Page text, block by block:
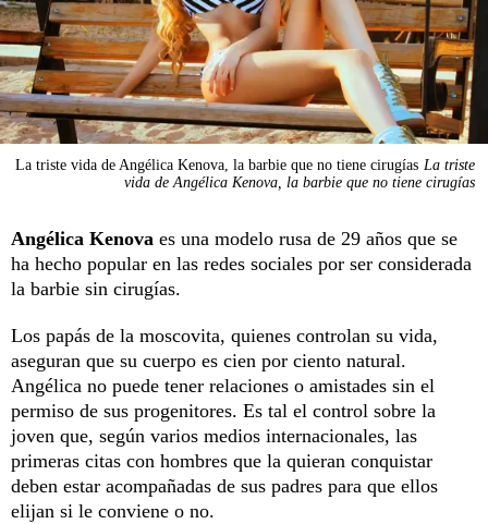
La triste vida de Angélica Kenova, la barbie que no tiene cirugías La triste
vida de Angélica Kenova, la barbie que no tiene cirugías
Angélica Kenova es una modelo rusa de 29 años que se
ha hecho popular en las redes sociales por ser considerada
la barbie sin cirugías.
Los papás de la moscovita, quienes controlan su vida,
aseguran que su cuerpo es cien por ciento natural.
Angélica no puede tener relaciones o amistades sin el
permiso de sus progenitores. Es tal el control sobre la
joven que, según varios medios internacionales, las
primeras citas con hombres que la quieran conquistar
deben estar acompañadas de sus padres para que ellos
elijan si le conviene o no.